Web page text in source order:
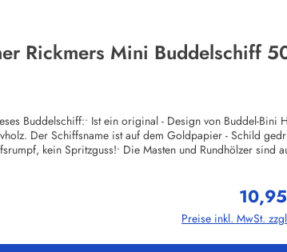
Rickmers Mini Buddelschiff
Buddelschiff:• Ist ein original - Design von Buddel-
Der Schiffsname ist auf dem Goldpapier - Schild
kein Spritzguss!• Die Masten und Rundhölzer
Preise inkl. MwSt.